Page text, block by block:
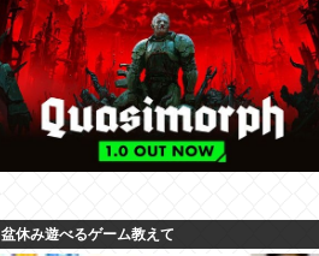
盆休み遊べるゲーム教えて